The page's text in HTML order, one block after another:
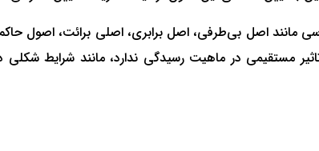
مانند اصل بی‌طرفی، اصل برابری، اصلی برائت، اصول
مستقیمی در ماهیت رسیدگی ندارد، مانند شرایط